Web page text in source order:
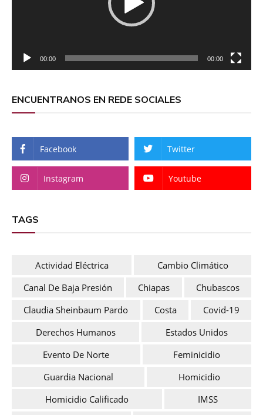
00:00 00:00
ENCUENTRANOS EN REDE SOCIALES
Facebook Twitter
Instagram Youtube
TAGS
Actividad Eléctrica
Cambio Climático
Canal De Baja Presión
Chiapas
Chubascos
Claudia Sheinbaum Pardo
Costa
Covid-19
Derechos Humanos
Estados Unidos
Evento De Norte
Feminicidio
Guardia Nacional
Homicidio
Homicidio Calificado
IMSS